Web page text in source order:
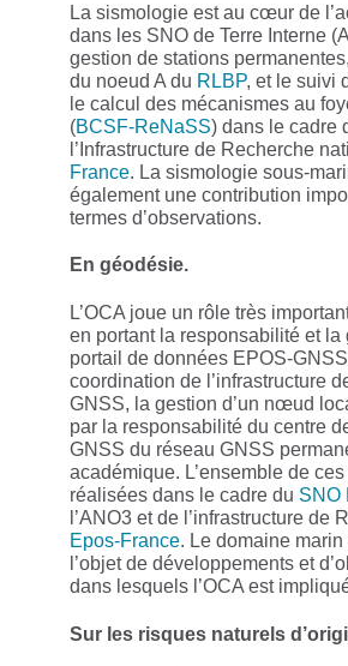
La sismologie est au cœur de
dans les SNO de Terre Interne
gestion de stations
du noeud A du RLBP, et le suivi
le calcul des mécanismes au
(BCSF-ReNaSS) dans le cadre
l’Infrastructure de Recherche
France. La sismologie sous-
également une contribution
termes d’observations.
En géodésie.
L’OCA joue un rôle très
en portant la responsabilité et la
portail de données EPOS-
coordination de l’infrastructure
GNSS, la gestion d’un nœud
par la responsabilité du centre
GNSS du réseau GNSS
académique. L’ensemble de
réalisées dans le cadre du SNO
l’ANO3 et de l’infrastructure de
Epos-France. Le domaine
l’objet de développements et
dans lesquels l’OCA est
Sur les risques naturels